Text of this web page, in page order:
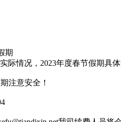
期
情况，2023年度春节假期具体
注意安全！